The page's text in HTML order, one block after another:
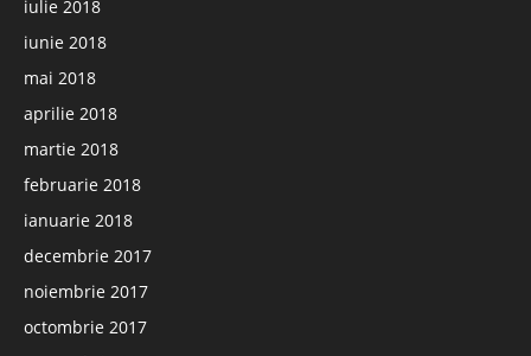
iulie 2018
iunie 2018
mai 2018
aprilie 2018
martie 2018
februarie 2018
ianuarie 2018
decembrie 2017
noiembrie 2017
octombrie 2017